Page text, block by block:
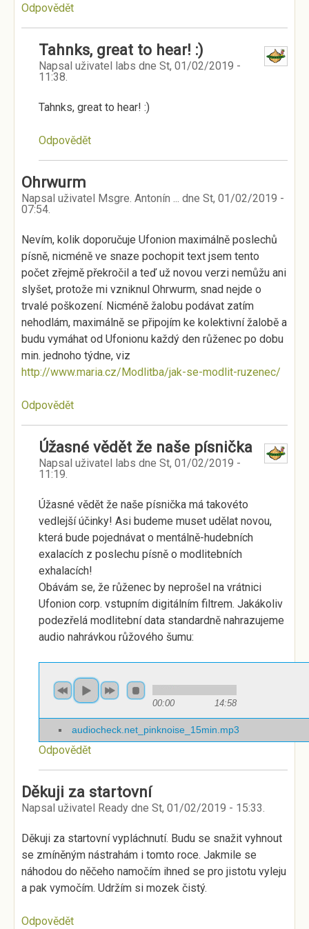
Odpovědět
Tahnks, great to hear! :)
Napsal uživatel labs dne St, 01/02/2019 -
11:38.
Tahnks, great to hear! :)
Odpovědět
Ohrwurm
Napsal uživatel Msgre. Antonín ... dne St, 01/02/2019 -
07:54.
Nevím, kolik doporučuje Ufonion maximálně poslechů
písně, nicméně ve snaze pochopit text jsem tento
počet zřejmě překročil a teď už novou verzi nemůžu ani
slyšet, protože mi vzniknul Ohrwurm, snad nejde o
trvalé poškození. Nicméně žalobu podávat zatím
nehodlám, maximálně se připojím ke kolektivní žalobě a
budu vymáhat od Ufonionu každý den růženec po dobu
min. jednoho týdne, viz
http://www.maria.cz/Modlitba/jak-se-modlit-ruzenec/
Odpovědět
Úžasné vědět že naše písnička
Napsal uživatel labs dne St, 01/02/2019 -
11:19.
Úžasné vědět že naše písnička má takovéto
vedlejší účinky! Asi budeme muset udělat novou,
která bude pojednávat o mentálně-hudebních
exalacích z poslechu písně o modlitebních
exhalacích!
Obávám se, že růženec by neprošel na vrátnici
Ufonion corp. vstupním digitálním filtrem. Jakákoliv
podezřelá modlitební data standardně nahrazujeme
audio nahrávkou růžového šumu:
00:00 14:58
audiocheck.net_pinknoise_15min.mp3
Odpovědět
Děkuji za startovní
Napsal uživatel Ready dne St, 01/02/2019 - 15:33.
Děkuji za startovní vypláchnutí. Budu se snažit vyhnout
se zmíněným nástrahám i tomto roce. Jakmile se
náhodou do něčeho namočím ihned se pro jistotu vyleju
a pak vymočím. Udržím si mozek čistý.
Odpovědět